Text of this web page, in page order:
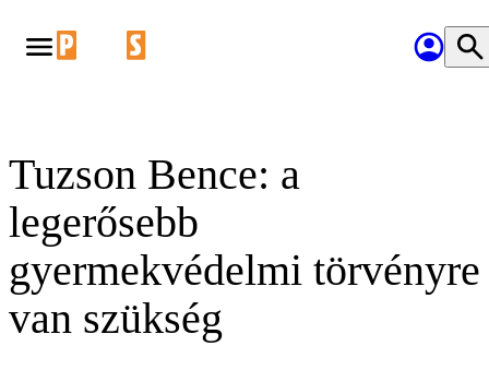
Tuzson Bence: a
legerősebb
gyermekvédelmi törvényre
van szükség